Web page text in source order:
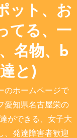
ット、お
てる、一
名物、b
と)
のホームページで
愛知県名古屋栄の
ができる、女子大
、発達障害者歓迎